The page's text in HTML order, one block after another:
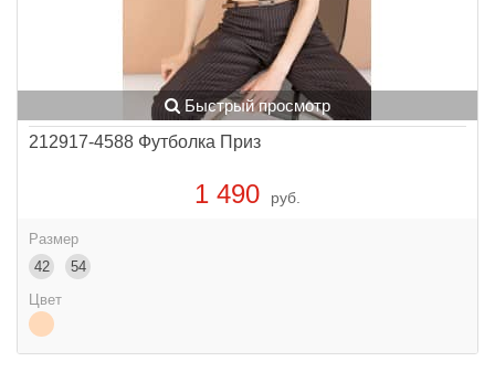
Быстрый просмотр
212917-4588 Футболка Приз
1 490 руб.
Размер
42
54
Цвет